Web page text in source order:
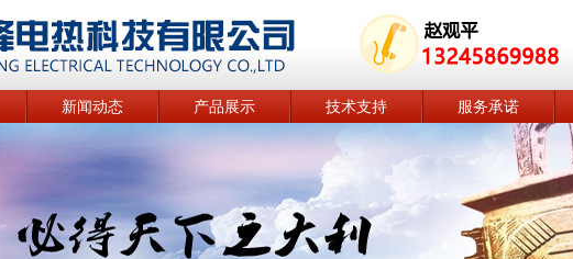
新闻动态 产品展示 技术支持 服务承诺